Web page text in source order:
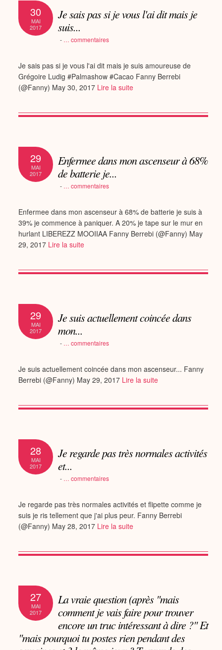
30
MAI
2017
Je sais pas si je vous l'ai dit mais je
suis...
- … commentaires
Je sais pas si je vous l'ai dit mais je suis amoureuse de
Grégoire Ludig #Palmashow #Cacao Fanny Berrebi
(@Fanny) May 30, 2017 Lire la suite
29
MAI
2017
Enfermee dans mon ascenseur à 68%
de batterie je...
- … commentaires
Enfermee dans mon ascenseur à 68% de batterie je suis à
39% je commence à paniquer. A 20% je tape sur le mur en
hurlant LIBEREZZ MOOIIAA Fanny Berrebi (@Fanny) May
29, 2017 Lire la suite
29
MAI
2017
Je suis actuellement coincée dans
mon...
- … commentaires
Je suis actuellement coincée dans mon ascenseur... Fanny
Berrebi (@Fanny) May 29, 2017 Lire la suite
28
MAI
2017
Je regarde pas très normales activités
et...
- … commentaires
Je regarde pas très normales activités et flipette comme je
suis je ris tellement que j'ai plus peur. Fanny Berrebi
(@Fanny) May 28, 2017 Lire la suite
27
MAI
2017
La vraie question (après "mais
comment je vais faire pour trouver
encore un truc intéressant à dire ?" Et
"mais pourquoi tu postes rien pendant des